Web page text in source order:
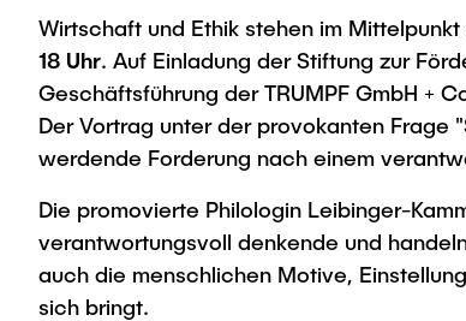
Campus
Kooperation mit der TUHH
Nachhaltigkeit
Bewerbung
Für Schülerinnen und Schüler
Studienangebot
AI
Wissens- & Technologietransfer
Societal Impact der TUHH
Hightech Agenda Deutschland @
TUHH
Forschung und Institute
Elektrotechnik, Informatik und
Mathematik
Studiengänge
Forschung und Institute
Praktikum
Termine
Kontakt und Beratung
Wirtschaft und Ethik stehen im
18 Uhr. Auf Einladung der Stiftung zur
Geschäftsführung der TRUMPF GmbH +
Der Vortrag unter der provokanten Frage
werdende Forderung nach einem
Die promovierte Philologin Leibinger-
verantwortungsvoll denkende und
auch die menschlichen Motive,
sich bringt.